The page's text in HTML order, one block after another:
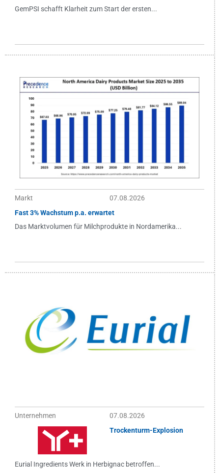
GemPSI schafft Klarheit zum Start der ersten...
Markt
07.08.2026
Fast 3% Wachstum p.a. erwartet
Das Marktvolumen für Milchprodukte in Nordamerika...
Unternehmen
07.08.2026
Trockenturm-Explosion
Eurial Ingredients Werk in Herbignac betroffen...